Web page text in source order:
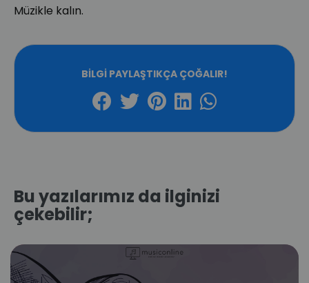
Müzikle kalın.
BILGI PAYLAŞTIKÇA ÇOĞALIR!
Bu yazılarımız da ilginizi
çekebilir;